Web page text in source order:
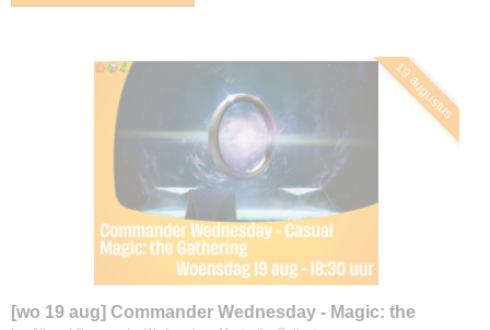
19 augustus
[wo 19 aug] Commander Wednesday - Magic: the